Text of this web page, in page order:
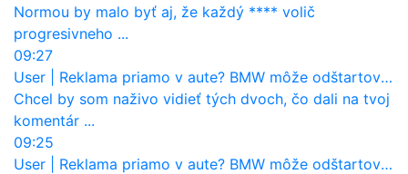
Normou by malo byť aj, že každý **** volič
progresivneho ...
09:27
User
Reklama priamo v aute? BMW môže odštartovať nový trend
Chcel by som naživo vidieť tých dvoch, čo dali na tvoj
komentár ...
09:25
User
Reklama priamo v aute? BMW môže odštartovať nový trend